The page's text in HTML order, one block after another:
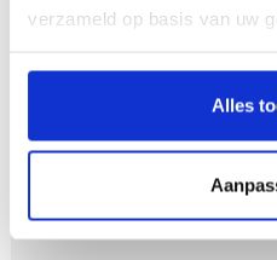
verzameld op basis van uw
Alles
Visie betreft
Archipel Binnen Archipel
woonomgeving voor